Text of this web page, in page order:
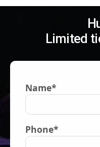
Limited
Name*
Phone*